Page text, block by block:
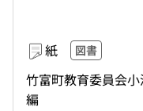
紙 図書
竹富町教育委員会
編